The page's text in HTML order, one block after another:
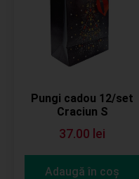
Pungi cadou 12/set
Craciun S
37.00 lei
Adaugă în coș